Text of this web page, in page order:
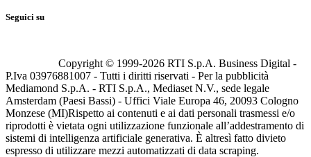
Seguici su
Copyright © 1999-2026 RTI S.p.A. Business Digital -
P.Iva 03976881007 - Tutti i diritti riservati - Per la pubblicità
Mediamond S.p.A. - RTI S.p.A., Mediaset N.V., sede legale
Amsterdam (Paesi Bassi) - Uffici Viale Europa 46, 20093 Cologno
Monzese (MI)Rispetto ai contenuti e ai dati personali trasmessi e/o
riprodotti è vietata ogni utilizzazione funzionale all’addestramento di
sistemi di intelligenza artificiale generativa. È altresì fatto divieto
espresso di utilizzare mezzi automatizzati di data scraping.